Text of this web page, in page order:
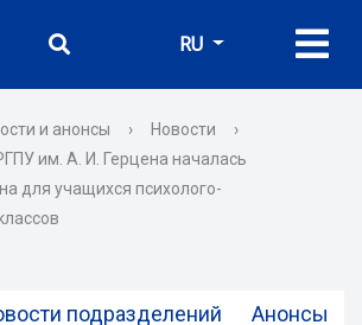
RU
и анонсы › Новости
›
им. А. И. Герцена началась
для учащихся психолого-
подразделений Анонсы